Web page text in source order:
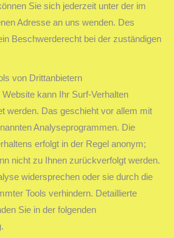
Sie sich jederzeit unter der im
Adresse an uns wenden. Des
Beschwerderecht bei der zuständigen
von Drittanbietern
kann Ihr Surf-Verhalten
werden. Das geschieht vor allem mit
Analyseprogrammen. Die
erfolgt in der Regel anonym;
nicht zu Ihnen zurückverfolgt werden.
widersprechen oder sie durch die
Tools verhindern. Detaillierte
Sie in der folgenden